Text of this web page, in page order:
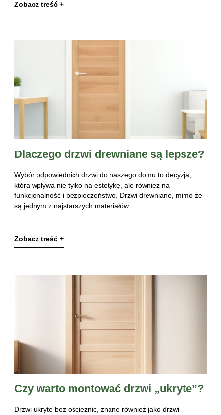
Zobacz treść +
Dlaczego drzwi drewniane są lepsze?
Wybór odpowiednich drzwi do naszego domu to decyzja,
która wpływa nie tylko na estetykę, ale również na
funkcjonalność i bezpieczeństwo. Drzwi drewniane, mimo że
są jednym z najstarszych materiałów…
Zobacz treść +
Czy warto montować drzwi „ukryte”?
Drzwi ukryte bez ościeżnic, znane również jako drzwi